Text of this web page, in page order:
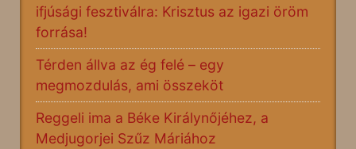
ifjúsági fesztiválra: Krisztus az igazi öröm
forrása!
Térden állva az ég felé – egy
megmozdulás, ami összeköt
Reggeli ima a Béke Királynőjéhez, a
Medjugorjei Szűz Máriához